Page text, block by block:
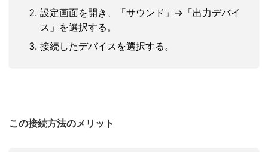
設定画面を開き、「サウンド」→「出力デバイ
ス」を選択する。
接続したデバイスを選択する。
この接続方法のメリット